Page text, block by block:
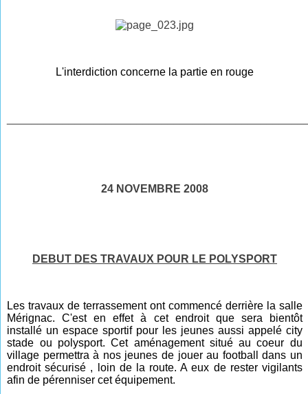
L'interdiction concerne la partie en rouge
24 NOVEMBRE 2008
DEBUT DES TRAVAUX POUR LE POLYSPORT
Les travaux de terrassement ont commencé derrière la salle
Mérignac. C'est en effet à cet endroit que sera bientôt
installé un espace sportif pour les jeunes aussi appelé city
stade ou polysport. Cet aménagement situé au coeur du
village permettra à nos jeunes de jouer au football dans un
endroit sécurisé , loin de la route. A eux de rester vigilants
afin de pérenniser cet équipement.